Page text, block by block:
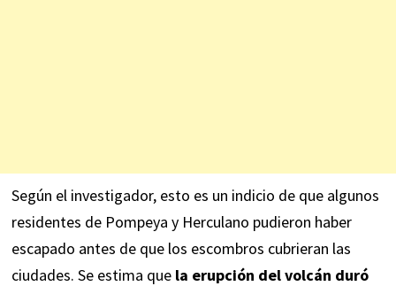
Según el investigador, esto es un indicio de que algunos
residentes de Pompeya y Herculano pudieron haber
escapado antes de que los escombros cubrieran las
ciudades. Se estima que la erupción del volcán duró